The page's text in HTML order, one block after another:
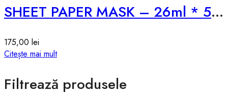
SHEET PAPER MASK – 26ml * 5pcs
175,00 lei
Citește mai mult
Filtrează produsele